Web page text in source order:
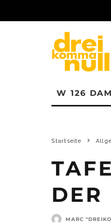
W 126
Startseite
DER
MARC